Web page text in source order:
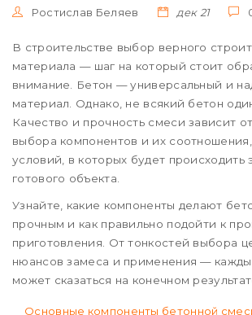
Ростислав Беляев дек 21
В строительстве выбор верного
материала — шаг на который стоит
внимание. Бетон — универсальный и
материал. Однако, не всякий бетон
Качество и прочность смеси зависит
выбора компонентов и их
условий, в которых будет происходить
готового объекта.
Узнайте, какие компоненты делают
прочным и как правильно подойти к
приготовления. От тонкостей выбора
нюансов замеса и применения —
может сказаться на конечном
Основные компоненты бетонной